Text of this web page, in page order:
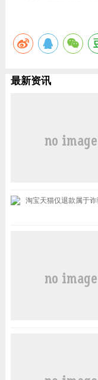
最新资讯
淘宝天猫仅退款属于